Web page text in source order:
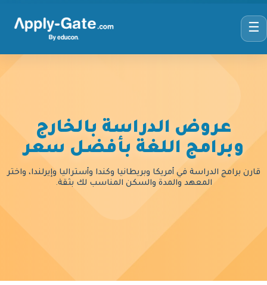
☰
عروض الدراسة بالخارج
وبرامج اللغة بأفضل سعر
قارن برامج الدراسة في أمريكا وبريطانيا وكندا وأستراليا وإيرلندا، واختر
المعهد والمدة والسكن المناسب لك بثقة.